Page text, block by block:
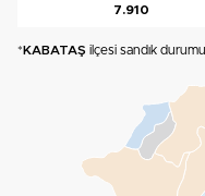
7.910
*KABATAŞ ilçesi sandık